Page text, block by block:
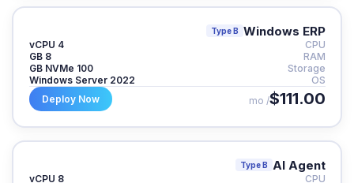
Windows ERP
Type B
CPU
4 vCPU
RAM
8 GB
Storage
100 GB NVMe
OS
Windows Server 2022
$111.00
/ mo
Deploy Now
AI Agent
Type B
CPU
8 vCPU